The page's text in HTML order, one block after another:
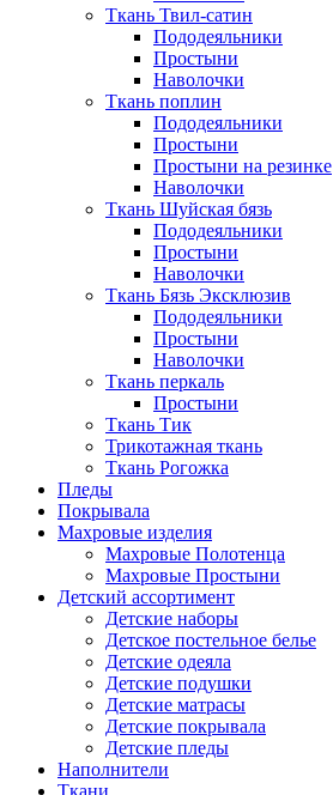
Ткань Твил-сатин
Пододеяльники
Простыни
Наволочки
Ткань поплин
Пододеяльники
Простыни
Простыни на резинке
Наволочки
Ткань Шуйская бязь
Пододеяльники
Простыни
Наволочки
Ткань Бязь Эксклюзив
Пододеяльники
Простыни
Наволочки
Ткань перкаль
Простыни
Ткань Тик
Трикотажная ткань
Ткань Рогожка
Пледы
Покрывала
Махровые изделия
Махровые Полотенца
Махровые Простыни
Детский ассортимент
Детские наборы
Детское постельное белье
Детские одеяла
Детские подушки
Детские матрасы
Детские покрывала
Детские пледы
Наполнители
Ткани